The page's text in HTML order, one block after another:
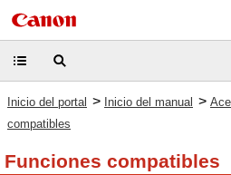
Inicio del portal > Inicio del manual >
compatibles
Funciones compatibles